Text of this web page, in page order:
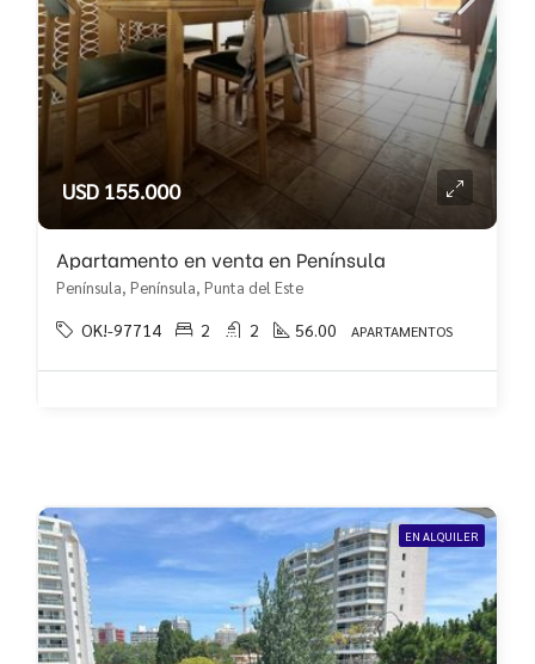
USD 155.000
Apartamento en venta en Península
Península, Península, Punta del Este
OK!-97714 2 2 56.00 APARTAMENTOS
EN ALQUILER